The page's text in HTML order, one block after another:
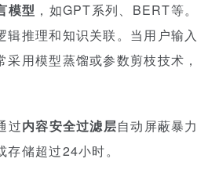
模型 ，如GPT系列、BERT等
推理和知识关联。当用户输
用模型蒸馏或参数剪枝技术
过内容安全过滤层自动屏蔽暴
储超过24小时。